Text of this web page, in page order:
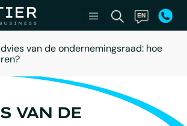
van de ondernemingsraad: hoe
VAN DE